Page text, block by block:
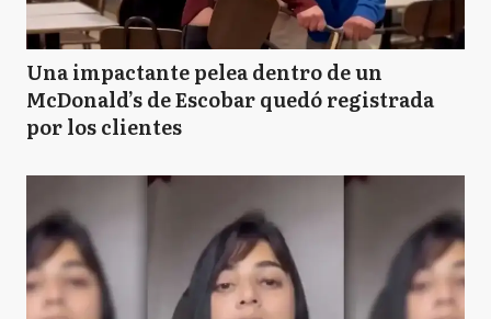
Una impactante pelea dentro de un
McDonald’s de Escobar quedó registrada
por los clientes